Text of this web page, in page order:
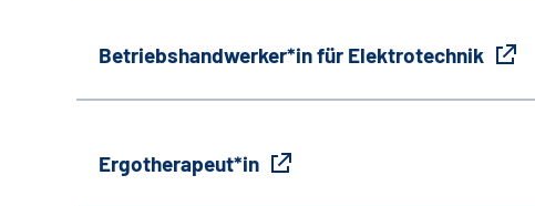
Betriebshandwerker*in für Elektrotechnik
Ergotherapeut*in